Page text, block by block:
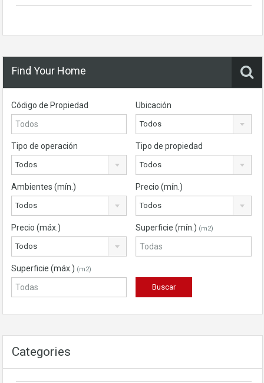
Find Your Home
Código de Propiedad Ubicación
Todos
Tipo de operación
Todos
Tipo de propiedad
Todos
Ambientes (mín.)
Todos
Precio (mín.)
Todos
Precio (máx.)
Todos
Superficie (mín.) (m2)
Superficie (máx.) (m2)
Categories